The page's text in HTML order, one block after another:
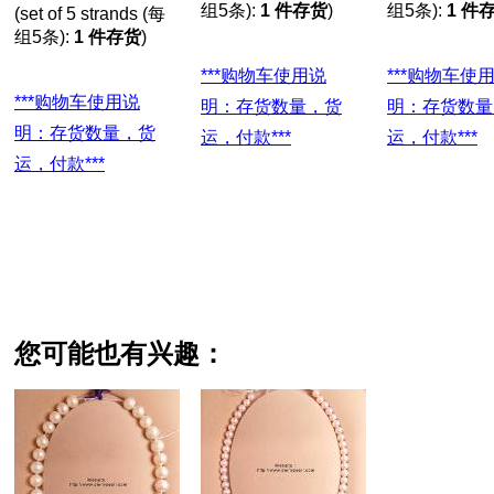
(set of 5 strands (每
组5条): 1 件存货)
***购物车使用说
明：存货数量，货
运，付款***
组5条): 1 件存货)
***购物车使用说
明：存货数量，货
运，付款***
组5条): 1 件
***购物车使用说
明：存货数
运，付款***
您可能也有兴趣：